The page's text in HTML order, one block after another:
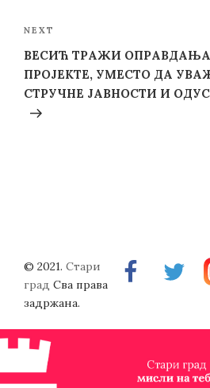
Next
Post
NEXT
ВЕСИЋ ТРАЖИ
ПРОЈЕКТЕ, УМЕСТО ДА
СТРУЧНЕ ЈАВНОСТИ И
FacebookTwitter
© 2021. Стари
град Сва права
задржана.